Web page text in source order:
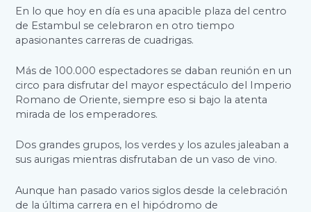
En lo que hoy en día es una apacible plaza del centro
de Estambul se celebraron en otro tiempo
apasionantes carreras de cuadrigas.
Más de 100.000 espectadores se daban reunión en un
circo para disfrutar del mayor espectáculo del Imperio
Romano de Oriente, siempre eso si bajo la atenta
mirada de los emperadores.
Dos grandes grupos, los verdes y los azules jaleaban a
sus aurigas mientras disfrutaban de un vaso de vino.
Aunque han pasado varios siglos desde la celebración
de la última carrera en el hipódromo de